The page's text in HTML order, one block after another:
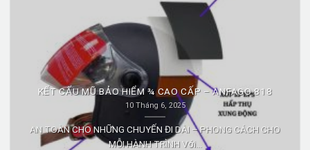
KẾT CẤU MŨ BẢO HIỂM ¾ CAO CẤP – ANFAGO 818
10 Tháng 6, 2025
AN TOÀN CHO NHỮNG CHUYẾN ĐI DÀI – PHONG CÁCH CHO
MỖI HÀNH TRÌNH Với...